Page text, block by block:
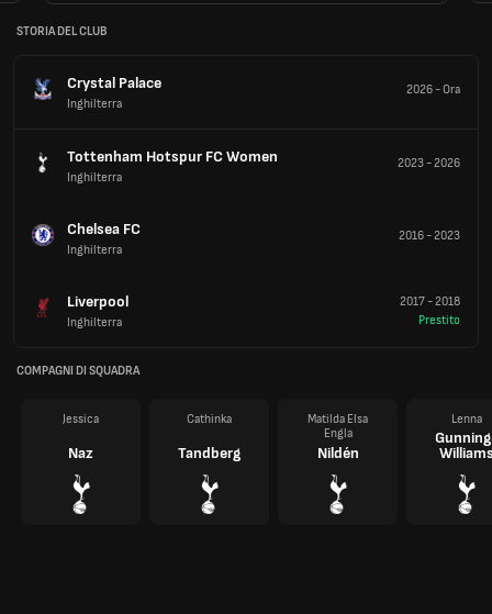
STORIA DEL CLUB
Crystal Palace
Inghilterra
2026-Ora
Tottenham Hotspur FC Women
Inghilterra
2023-2026
Chelsea FC
Inghilterra
2016-2023
Liverpool
Inghilterra
2017-2018
Prestito
COMPAGNI DI SQUADRA
Jessica
Naz
Cathinka
Tandberg
Matilda Elsa
Engla
Nildén
Lenna